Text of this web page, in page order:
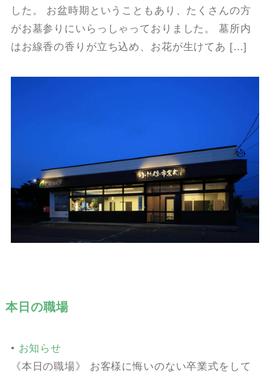
した。 お盆時期ということもあり、たくさんの方
がお墓参りにいらっしゃっておりました。 墓所内
はお線香の香りが立ち込め、お花が生けてあ […]
本日の職場
• お知らせ
《本日の職場》 お客様に悔いのない卒業式をして